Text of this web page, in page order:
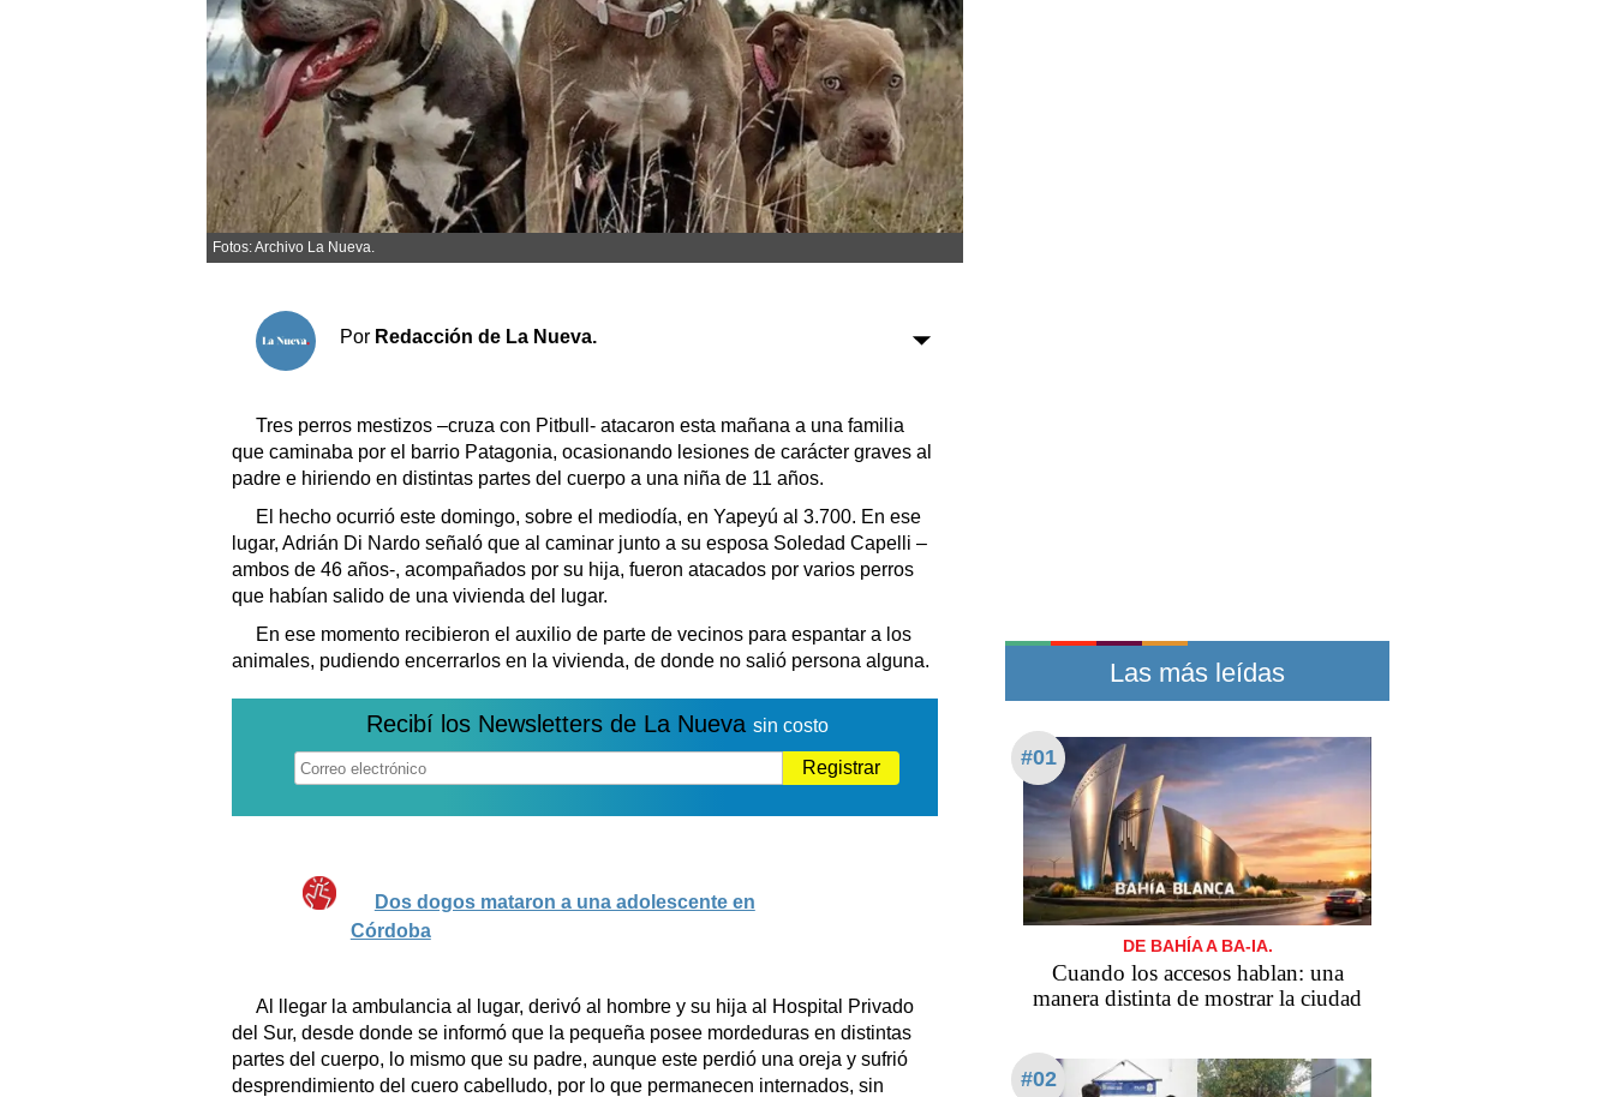
Sociedad y tiempo libre
Sociedad
Tecnología
Turismo
Salud
Es viral
El tiempo
Cartón Lleno
Fúnebres
Horóscopo
Suplementos
Transportes
Loterías
Datos Útiles
Fúnebres
Edictos
Teléfonos de urgencia
Fotos: Archivo La Nueva.
Por Redacción de La Nueva.
Tres perros mestizos –cruza con Pitbull- atacaron esta mañana a una familia
que caminaba por el barrio Patagonia, ocasionando lesiones de carácter graves al
padre e hiriendo en distintas partes del cuerpo a una niña de 11 años.
El hecho ocurrió este domingo, sobre el mediodía, en Yapeyú al 3.700. En ese
lugar, Adrián Di Nardo señaló que al caminar junto a su esposa Soledad Capelli –
ambos de 46 años-, acompañados por su hija, fueron atacados por varios perros
que habían salido de una vivienda del lugar.
En ese momento recibieron el auxilio de parte de vecinos para espantar a los
animales, pudiendo encerrarlos en la vivienda, de donde no salió persona alguna.
Recibí los Newsletters de La Nueva sin costo
Registrar
Dos dogos mataron a una adolescente en
Córdoba
Al llegar la ambulancia al lugar, derivó al hombre y su hija al Hospital Privado
del Sur, desde donde se informó que la pequeña posee mordeduras en distintas
partes del cuerpo, lo mismo que su padre, aunque este perdió una oreja y sufrió
desprendimiento del cuero cabelludo, por lo que permanecen internados, sin
Las más leídas
#01
DE BAHÍA A BA-IA.
Cuando los accesos hablan: una
manera distinta de mostrar la ciudad
#02